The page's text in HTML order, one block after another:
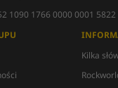
1090 1766 0000 0001 5822
Kilka